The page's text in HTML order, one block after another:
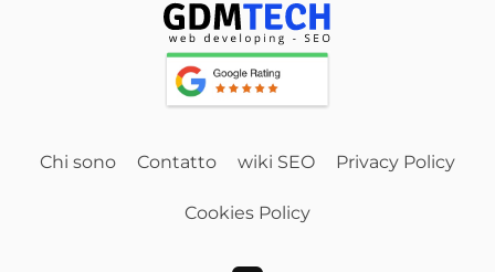
Chi sono Contatto wiki SEO Privacy Policy
Cookies Policy